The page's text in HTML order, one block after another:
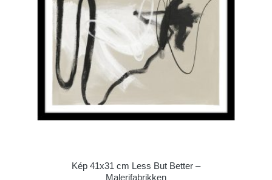
Kép 41x31 cm Less But Better –
Malerifabrikken